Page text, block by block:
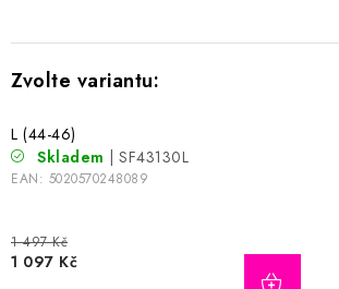
L (44-46)
Skladem | SF43130L
EAN: 5020570248089
1 497 Kč
1 097 Kč